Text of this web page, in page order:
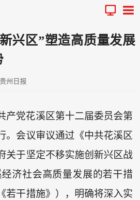
兴区”塑造高质量发展
州日报
产党花溪区第十二届委员会第
。会议审议通过《中共花溪区
关于坚定不移实施创新兴区战
济社会高质量发展的若干措
若干措施》），明确将深入实